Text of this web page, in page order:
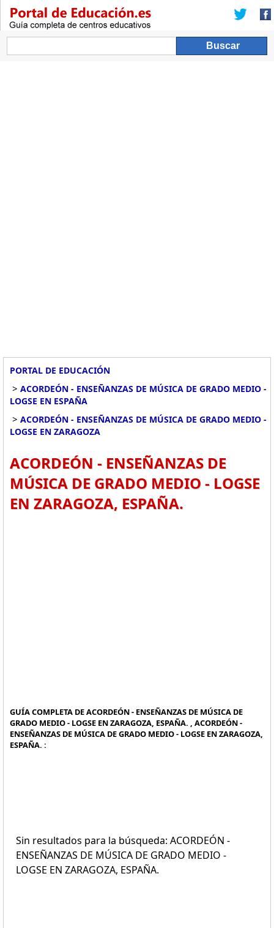
PORTAL DE EDUCACIÓN
> ACORDEÓN - ENSEÑANZAS DE MÚSICA DE GRADO MEDIO -
LOGSE EN ESPAÑA
> ACORDEÓN - ENSEÑANZAS DE MÚSICA DE GRADO MEDIO -
LOGSE EN ZARAGOZA
ACORDEÓN - ENSEÑANZAS DE
MÚSICA DE GRADO MEDIO - LOGSE
EN ZARAGOZA, ESPAÑA.
GUÍA COMPLETA DE ACORDEÓN - ENSEÑANZAS DE MÚSICA DE
GRADO MEDIO - LOGSE EN ZARAGOZA, ESPAÑA. , ACORDEÓN -
ENSEÑANZAS DE MÚSICA DE GRADO MEDIO - LOGSE EN ZARAGOZA,
ESPAÑA. :
Sin resultados para la búsqueda: ACORDEÓN -
ENSEÑANZAS DE MÚSICA DE GRADO MEDIO -
LOGSE EN ZARAGOZA, ESPAÑA.